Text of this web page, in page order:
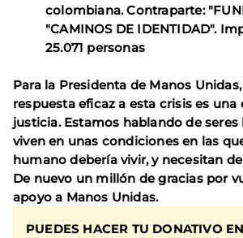
colombiana. Contraparte:
"CAMINOS DE IDENTIDAD".
25.071 personas
Para la Presidenta de Manos
respuesta eficaz a esta crisis es una
justicia. Estamos hablando de
viven en unas condiciones en las
humano debería vivir, y necesitan
De nuevo un millón de gracias por
apoyo a Manos Unidas.
PUEDES HACER TU DONATIVO